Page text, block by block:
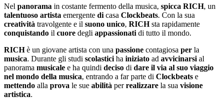
Nel panorama in costante fermento della musica, spicca RICH, un
talentuoso artista emergente di casa Clockbeats. Con la sua
creatività travolgente e il suono unico, RICHsta rapidamente
conquistando il cuore degli appassionati di tutto il mondo.
RICHè un giovane artista con una passione contagiosa per la
musica. Durante gli studi scolastici ha iniziato ad avvicinarsi al
panorama musicale e ha quindi deciso di dare il via al suo viaggio
nel mondo della musica, entrando a far parte di Clockbeats e
mettendo alla prova le sue abilità perrealizzare la sua visione
artistica.